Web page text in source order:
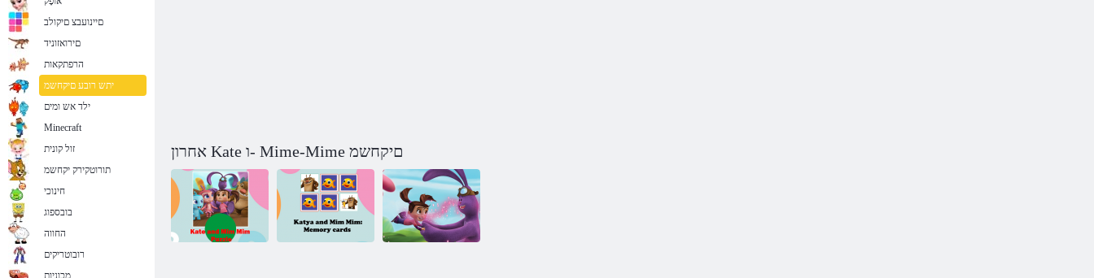
אחרון Kate ו- Mime-Mime םיקחשמ
םיינועבצ םיקולב
םירואזוניד
הרפתקאות
יתש רובע םיקחשמ
ילד אש ומים
Minecraft
זול קונית
תורוטקירק יקחשמ
חינוכי
בובספוג
החווה
רובוטריקים
מכוניות